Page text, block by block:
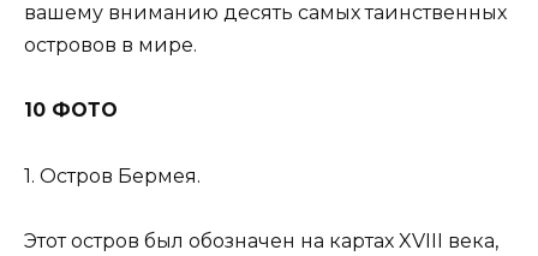
вашему вниманию десять самых таинственных
островов в мире.
10 ФОТО
1. Остров Бермея.
Этот остров был обозначен на картах XVIII века,